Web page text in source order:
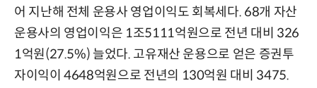
어 지난해 전체 운용사 영업이익도 회복세다. 68개 자산
운용사의 영업이익은 1조5111억원으로 전년 대비 326
1억원(27.5%) 늘었다. 고유재산 운용으로 얻은 증권투
자이익이 4648억원으로 전년의 130억원 대비 3475.